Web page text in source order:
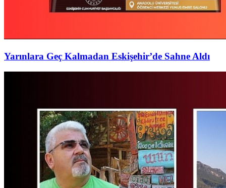
Yarınlara Geç Kalmadan Eskişehir’de Sahne Aldı